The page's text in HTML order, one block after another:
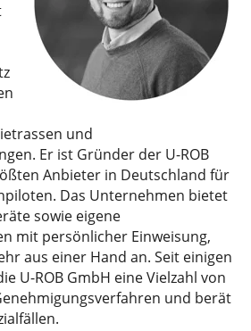
und
Er ist Gründer der U-ROB
Anbieter in Deutschland für
Das Unternehmen bietet
sowie eigene
mit persönlicher Einweisung,
aus einer Hand an. Seit einigen
U-ROB GmbH eine Vielzahl von
und berät